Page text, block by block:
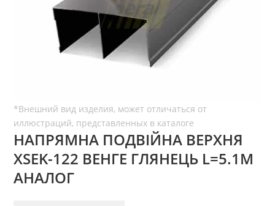
НАПРЯМНА ПОДВІЙНА ВЕРХНЯ
ХSEK-122 ВЕНГЕ ГЛЯНЕЦЬ L=5.1М
АНАЛОГ